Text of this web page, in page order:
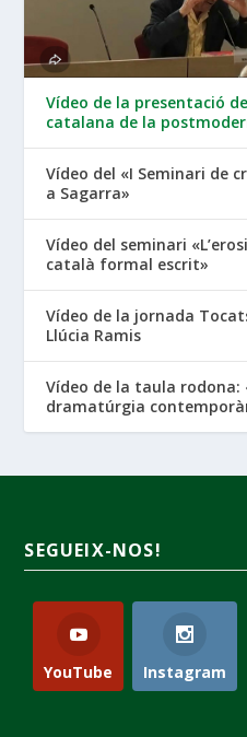
Vídeo de la presentació
catalana de la
Vídeo del «I Seminari de
a Sagarra»
Vídeo del seminari
català formal escrit»
Vídeo de la jornada
Llúcia Ramis
Vídeo de la taula rodona:
dramatúrgia
SEGUEIX-NOS!
YouTube Instagram